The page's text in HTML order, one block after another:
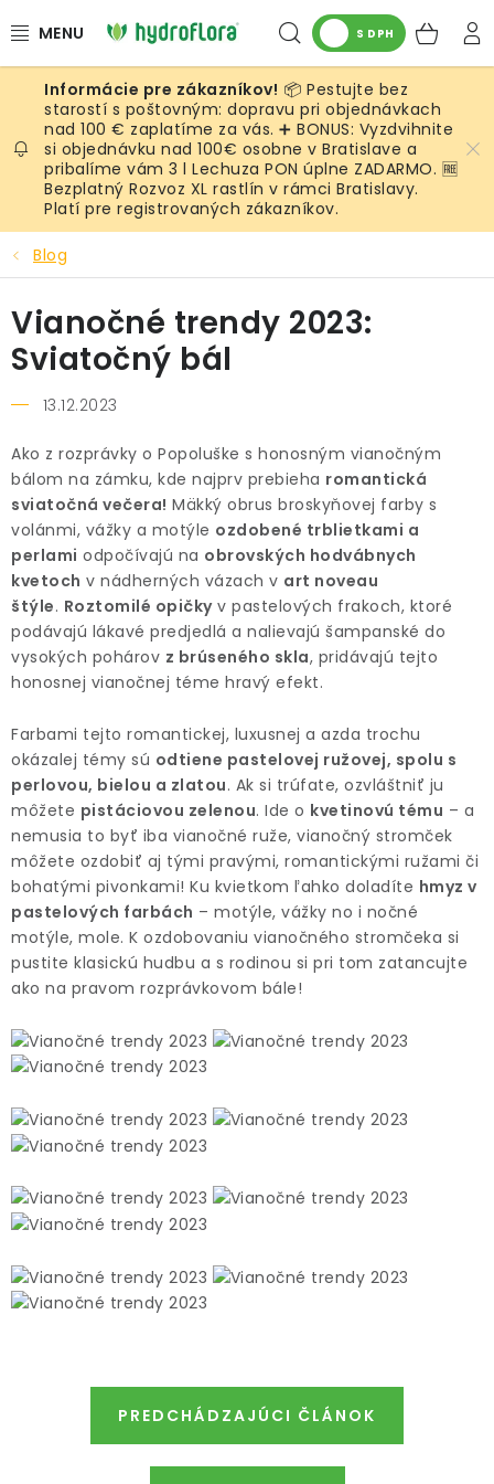
na
Hľadať
S DPH
RASTLINY
UMELÉ RASTLINY
KVETINÁČE
SUBSTRÁTY A PRÍSLUŠENSTVO
SERVIS INTERIÉROVEJ ZELENE
ODBORNÉ ČLÁNKY
MACHOVÉ STENY
INTERIÉROVÉ DEKORÁCIE
BLOG
NA OBJEDNÁVKU
AKCIA
NOVINKY
TEDE
SUBSTRÁTY A HNOJIVÁ
KVETINÁČE
KVETINÁČE A OBALY NA RASTLINY
ZNAČKY
Podmienky ochrany osobných údajov
O nás
📦 Pestujte bez
starostí s poštovným: dopravu pri objednávkach
nad 100 € zaplatíme za vás. ➕ BONUS: Vyzdvihnite
si objednávku nad 100€ osobne v Bratislave a
pribalíme vám 3 l Lechuza PON úplne ZADARMO. 🆓
Bezplatný Rozvoz XL rastlín v rámci Bratislavy.
Platí pre registrovaných zákazníkov.
Blog
Vianočné trendy 2023:
Sviatočný bál
13.12.2023
Ako z rozprávky o Popoluške s honosným vianočným
bálom na zámku, kde najprv prebieha romantická
sviatočná večera! Mäkký obrus broskyňovej farby s
volánmi, vážky a motýle ozdobené trblietkami a
perlami odpočívajú na obrovských hodvábnych
kvetoch v nádherných vázach v art noveau
štýle. Roztomilé opičky v pastelových frakoch, ktoré
podávajú lákavé predjedlá a nalievajú šampanské do
vysokých pohárov z brúseného skla, pridávajú tejto
honosnej vianočnej téme hravý efekt.
Farbami tejto romantickej, luxusnej a azda trochu
okázalej témy sú odtiene pastelovej ružovej, spolu s
perlovou, bielou a zlatou. Ak si trúfate, ozvláštniť ju
môžete pistáciovou zelenou. Ide o kvetinovú tému – a
nemusia to byť iba vianočné ruže, vianočný stromček
môžete ozdobiť aj tými pravými, romantickými ružami či
bohatými pivonkami! Ku kvietkom ľahko doladíte hmyz v
pastelových farbách – motýle, vážky no i nočné
motýle, mole. K ozdobovaniu vianočného stromčeka si
pustite klasickú hudbu a s rodinou si pri tom zatancujte
ako na pravom rozprávkovom bále!
PREDCHÁDZAJÚCI ČLÁNOK